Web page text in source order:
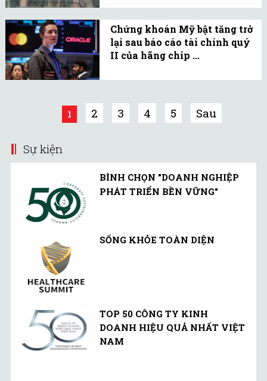
ASEAN đến tham quan
CAO Fine Jewellery.
Chứng khoán Mỹ bật tăng trở
lại sau báo cáo tài chính quý
II của hãng chip ...
trong phiên giao dịch
ngày 23/8 với sự dẫn dắt
1 2 3 4 5 Sau
Sự kiện
BÌNH CHỌN "DOANH NGHIỆP
PHÁT TRIỂN BỀN VỮNG"
SỐNG KHỎE TOÀN DIỆN
TOP 50 CÔNG TY KINH
DOANH HIỆU QUẢ NHẤT VIỆT
NAM